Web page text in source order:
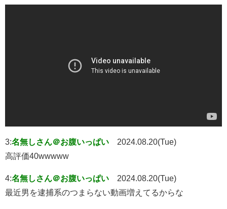
3:名無しさん＠お腹いっぱい
2024.08.20(Tue)
高評価40wwwww
4:名無しさん＠お腹いっぱい
2024.08.20(Tue)
最近男を逮捕系のつまらない動画増えてるからな